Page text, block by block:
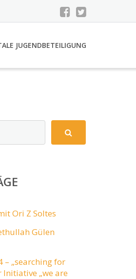
JUGENDBETEILIGUNG
Ori Z Soltes
Gülen
– „searching for
Initiative „we are